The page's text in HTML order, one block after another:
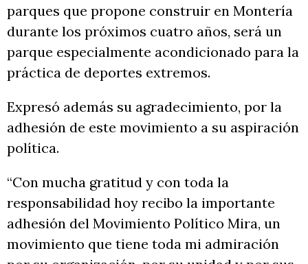
parques que propone construir en Montería
durante los próximos cuatro años, será un
parque especialmente acondicionado para la
práctica de deportes extremos.
Expresó además su agradecimiento, por la
adhesión de este movimiento a su aspiración
política.
“Con mucha gratitud y con toda la
responsabilidad hoy recibo la importante
adhesión del Movimiento Político Mira, un
movimiento que tiene toda mi admiración